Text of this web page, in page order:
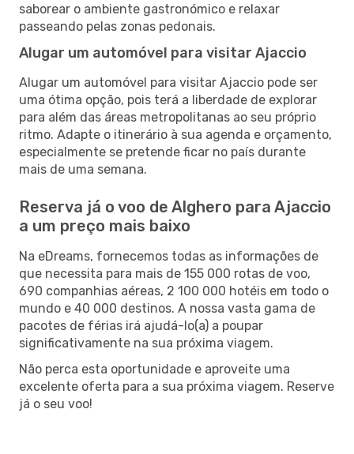
saborear o ambiente gastronómico e relaxar
passeando pelas zonas pedonais.
Alugar um automóvel para visitar Ajaccio
Alugar um automóvel para visitar Ajaccio pode ser
uma ótima opção, pois terá a liberdade de explorar
para além das áreas metropolitanas ao seu próprio
ritmo. Adapte o itinerário à sua agenda e orçamento,
especialmente se pretende ficar no país durante
mais de uma semana.
Reserva já o voo de Alghero para Ajaccio
a um preço mais baixo
Na eDreams, fornecemos todas as informações de
que necessita para mais de 155 000 rotas de voo,
690 companhias aéreas, 2 100 000 hotéis em todo o
mundo e 40 000 destinos. A nossa vasta gama de
pacotes de férias irá ajudá-lo(a) a poupar
significativamente na sua próxima viagem.
Não perca esta oportunidade e aproveite uma
excelente oferta para a sua próxima viagem. Reserve
já o seu voo!